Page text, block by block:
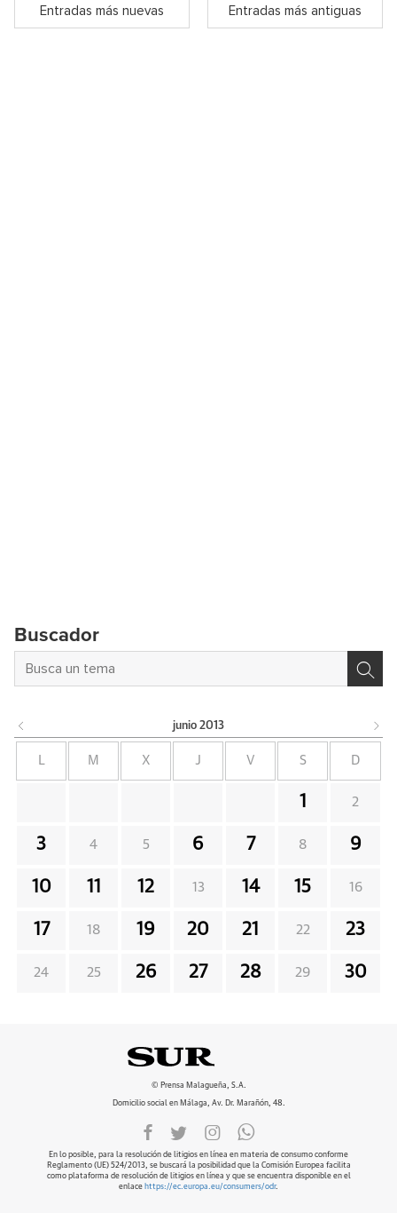
Entradas más nuevas Entradas más antiguas
Buscador
junio 2013
L M X J V S D
1 2
3 4 5 6 7 8 9
10 11 12 13 14 15 16
17 18 19 20 21 22 23
24 25 26 27 28 29 30
© Prensa Malagueña, S.A.
Domicilio social en Málaga, Av. Dr. Marañón, 48.
En lo posible, para la resolución de litigios en línea en materia de consumo conforme
Reglamento (UE) 524/2013, se buscará la posibilidad que la Comisión Europea facilita
como plataforma de resolución de litigios en línea y que se encuentra disponible en el
enlace https://ec.europa.eu/consumers/odr.